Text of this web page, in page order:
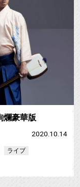
爛豪華版
2020.10.14
ライブ